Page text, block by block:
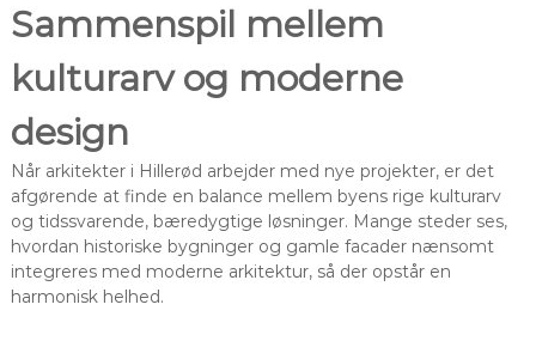
Sammenspil mellem
kulturarv og moderne
design
Når arkitekter i Hillerød arbejder med nye projekter, er det
afgørende at finde en balance mellem byens rige kulturarv
og tidssvarende, bæredygtige løsninger. Mange steder ses,
hvordan historiske bygninger og gamle facader nænsomt
integreres med moderne arkitektur, så der opstår en
harmonisk helhed.